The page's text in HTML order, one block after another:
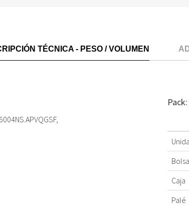
TÉCNICA - PESO / VOLUMEN
Bolsa
Caja
Palé